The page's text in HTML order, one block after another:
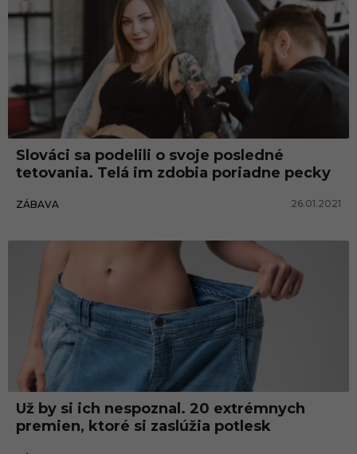
Slováci sa podelili o svoje posledné
tetovania. Telá im zdobia poriadne pecky
ZÁBAVA 26.01.2021
Už by si ich nespoznal. 20 extrémnych
premien, ktoré si zaslúžia potlesk